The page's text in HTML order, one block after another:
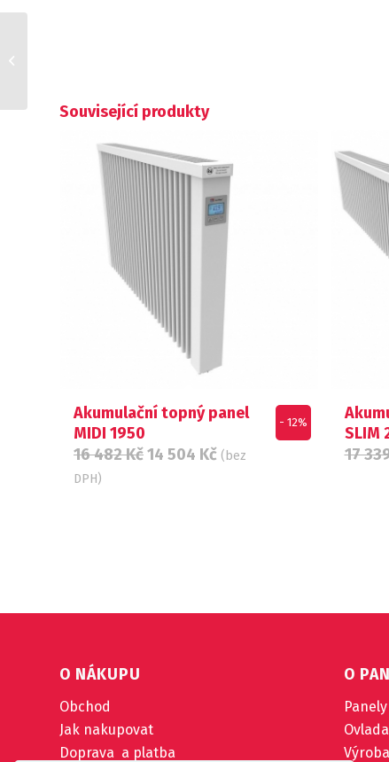
Související produkty
Akumulační topný panel
MIDI 1950
16 482Kč14 504 Kč (bez
DPH)
- 12%
SLIM
17
O NÁKUPU
Obchod
Jak nakupovat
Doprava a platba
O
Výroba